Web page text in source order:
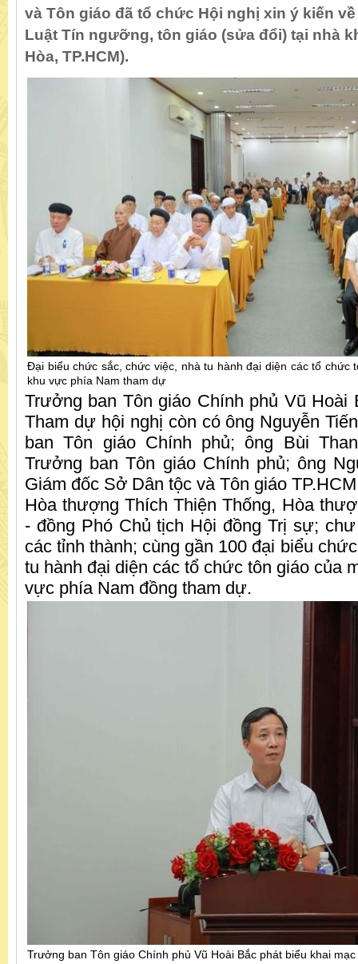
và Tôn giáo đã tổ chức Hội nghị xin ý kiến
Luật Tín ngưỡng, tôn giáo (sửa đổi) tại nhà
Hòa, TP.HCM).
Đại biểu chức sắc, chức việc, nhà tu hành đại diện các tổ chức
khu vực phía Nam tham dự
Trưởng ban Tôn giáo Chính phủ Vũ Hoài
Tham dự hội nghị còn có ông Nguyễn
ban Tôn giáo Chính phủ; ông Bùi
Trưởng ban Tôn giáo Chính phủ; ông
Giám đốc Sở Dân tộc và Tôn giáo
Hòa thượng Thích Thiện Thống, Hòa
- đồng Phó Chủ tịch Hội đồng Trị sự;
các tỉnh thành; cùng gần 100 đại biểu
tu hành đại diện các tổ chức tôn giáo của
vực phía Nam đồng tham dự.
Trưởng ban Tôn giáo Chính phủ Vũ Hoài Bắc phát biểu khai mạc